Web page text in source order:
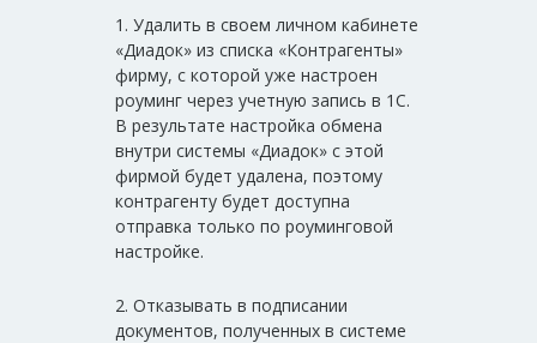
1. Удалить в своем личном кабинете
«Диадок» из списка «Контрагенты»
фирму, с которой уже настроен
роуминг через учетную запись в 1С.
В результате настройка обмена
внутри системы «Диадок» с этой
фирмой будет удалена, поэтому
контрагенту будет доступна
отправка только по роуминговой
настройке.
2. Отказывать в подписании
документов, полученных в системе